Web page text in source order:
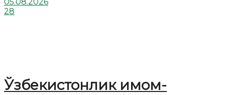
28
Ўзбекистонлик имом-